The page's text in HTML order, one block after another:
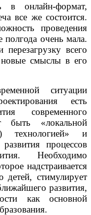
в онлайн-формат,
все же состоится.
проведения
очень мала.
всего
смыслы в его
ситуации
есть
современного
быть «локальной
технологией» и
развития процессов
Необходимо
надстраивается
детей, стимулирует
развития,
как основной